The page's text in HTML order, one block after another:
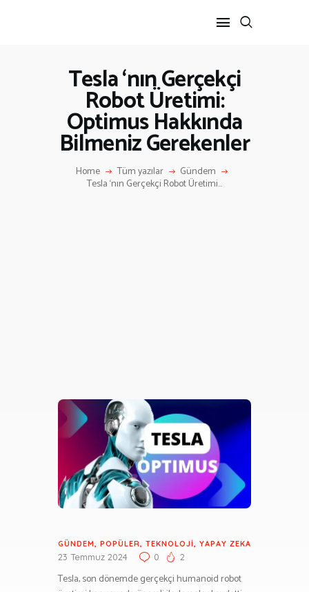
Tesla ‘nın Gerçekçi
Robot Üretimi:
Optimus Hakkında
Bilmeniz Gerekenler
Home Tüm yazılar Gündem
Tesla ‘nın Gerçekçi Robot Üretimi...
ANA SAYFA
HAKKIMIZDA
İLETIŞIM
GÜNDEM, POPÜLER, TEKNOLOJI, YAPAY ZEKA
23 Temmuz 2024 0 2
Tesla, son dönemde gerçekçi humanoid robot